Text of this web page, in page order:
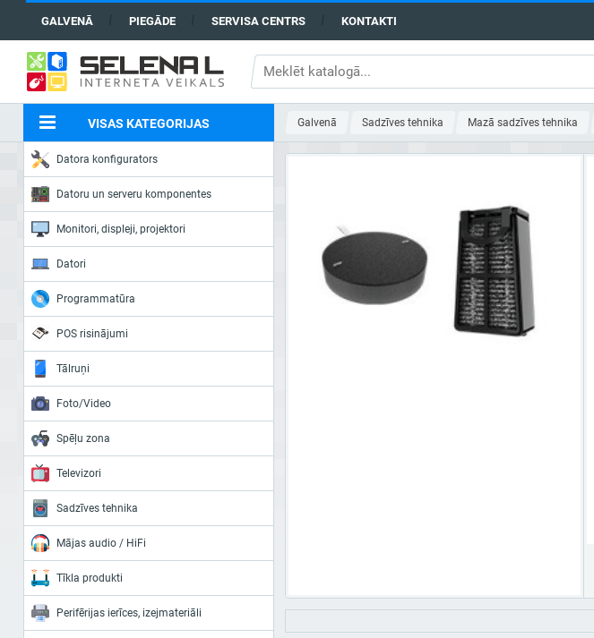
GALVENĀ PIEGĀDE SERVISA CENTRS KONTAKTI
VISAS KATEGORIJAS Galvenā Sadzīves tehnika Mazā sadzīves tehnika
Datora konfigurators
Datoru un serveru komponentes
Monitori, displeji, projektori
Datori
Programmatūra
POS risinājumi
Tālruņi
Foto/Video
Spēļu zona
Televizori
Sadzīves tehnika
Mājas audio / HiFi
Tīkla produkti
Perifērijas ierīces, izejmateriāli